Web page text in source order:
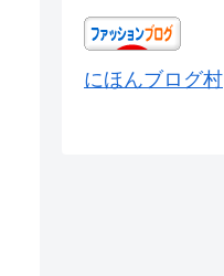
にほんブログ村